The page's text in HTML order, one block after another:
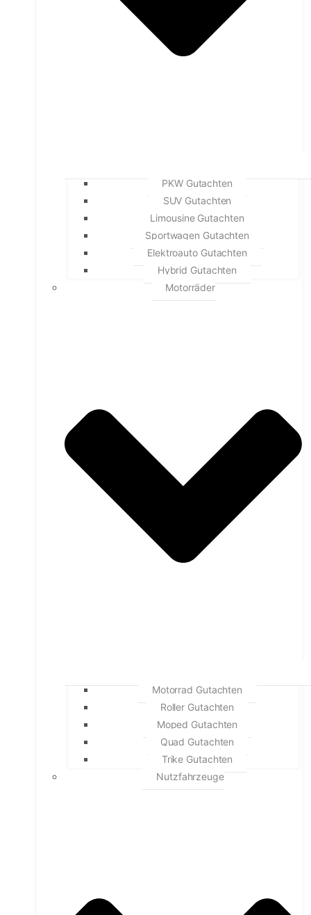
PKW Gutachten
SUV Gutachten
Limousine Gutachten
Sportwagen Gutachten
Elektroauto Gutachten
Hybrid Gutachten
Motorräder
Motorrad Gutachten
Roller Gutachten
Moped Gutachten
Quad Gutachten
Trike Gutachten
Nutzfahrzeuge